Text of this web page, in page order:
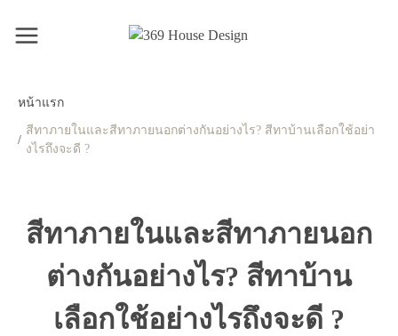
หน้าแรก
/
สีทาภายในและสีทาภายนอกต่างกันอย่างไร? สีทาบ้านเลือกใช้อย่า
งไรถึงจะดี ?
สีทาภายในและสีทาภายนอก
ต่างกันอย่างไร? สีทาบ้าน
เลือกใช้อย่างไรถึงจะดี ?